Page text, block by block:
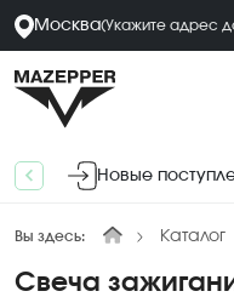
Москва(Укажите адрес
Новые
Вы здесь: Каталог
Свеча